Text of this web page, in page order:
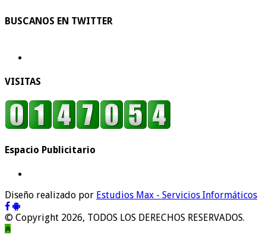
BUSCANOS EN TWITTER
VISITAS
Espacio Publicitario
Diseño realizado por Estudios Max - Servicios Informáticos
© Copyright 2026, TODOS LOS DERECHOS RESERVADOS.